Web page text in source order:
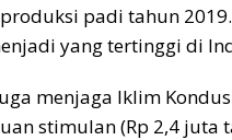
padi tahun
yang tertinggi di
menjaga Iklim
stimulan (Rp 2,4 juta